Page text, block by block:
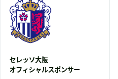
セレッソ大阪
オフィシャルスポンサー